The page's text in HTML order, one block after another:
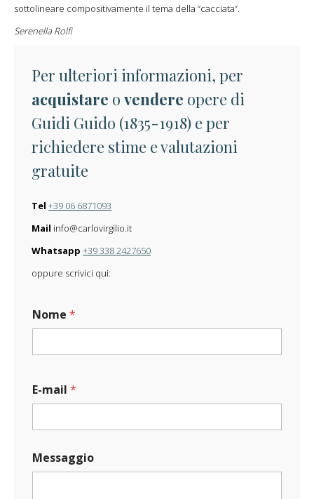
sottolineare compositivamente il tema della “cacciata”.
Serenella Rolfi
Per ulteriori informazioni, per
acquistare o vendere opere di
Guidi Guido (1835-1918) e per
richiedere stime e valutazioni
gratuite
Tel +39 06 6871093
Mail info@carlovirgilio.it
Whatsapp +39 338 2427650
oppure scrivici qui:
Nome *
e
s
a
g
i
E-mail *
Messaggio